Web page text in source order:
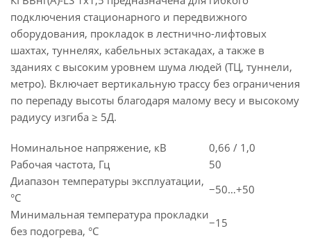
подключения стационарного и передвижного
оборудования, прокладок в лестнично-лифтовых
шахтах, туннелях, кабельных эстакадах, а также в
зданиях с высоким уровнем шума людей (ТЦ, туннели,
метро). Включает вертикальную трассу без ограничения
по перепаду высоты благодаря малому весу и высокому
радиусу изгиба ≥ 5Д.
Номинальное напряжение, кВ
0,66 / 1,0
Рабочая частота, Гц
50
Диапазон температуры эксплуатации,
°C
−50…+50
Минимальная температура прокладки
без подогрева, °C
−15